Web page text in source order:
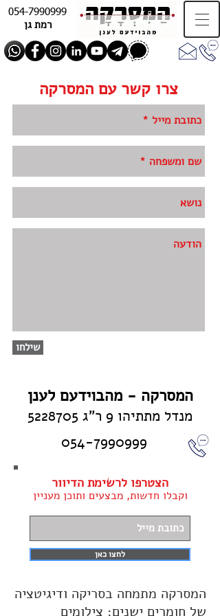
054-7990999
רמת גן
צרו קשר עם המסרקה
שילחו
המסרקה - מהבוידעם לענן
מנדל מתתיהו 9 ר"ג
5228705
054-7990999
הצטרפו לרשימת הדיוור
וקבלו חדשות, מבצעים ותוכן מעניין
לחצו כאן
המסרקה מתמחה בסריקה ודיגיטציה
של חומרים ישנים: צילומים